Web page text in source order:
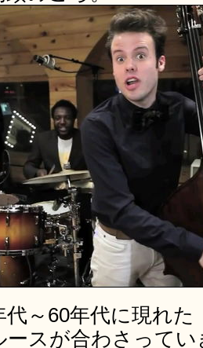
代～60年代に現れ
ースが合わさって